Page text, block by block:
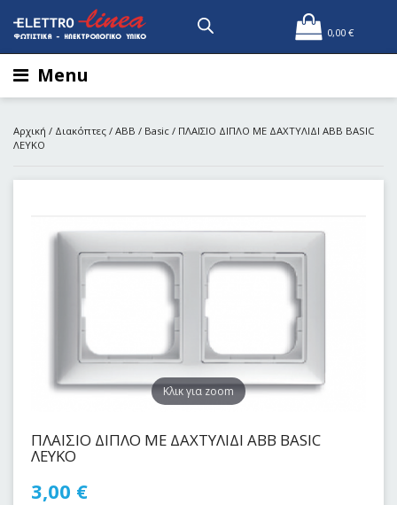
0,00 €
Menu
Αρχική / Διακόπτες / ABB / Basic / ΠΛΑΙΣΙΟ ΔΙΠΛΟ ΜΕ ΔΑΧΤΥΛΙΔΙ ABB BASIC
ΛΕΥΚΟ
Kλικ για zoom
ΠΛΑΙΣΙΟ ΔΙΠΛΟ ΜΕ ΔΑΧΤΥΛΙΔΙ ABB BASIC
ΛΕΥΚΟ
3,00 €